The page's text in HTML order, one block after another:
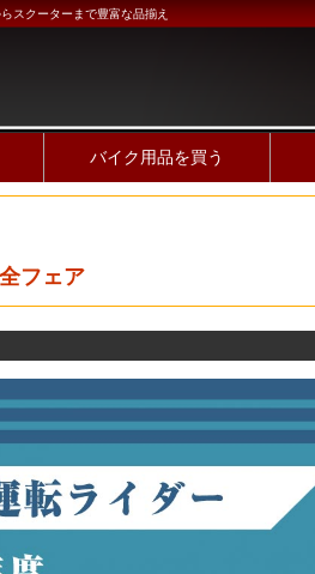
スクーターまで豊富な品揃え
バイク用品を買う
フェア